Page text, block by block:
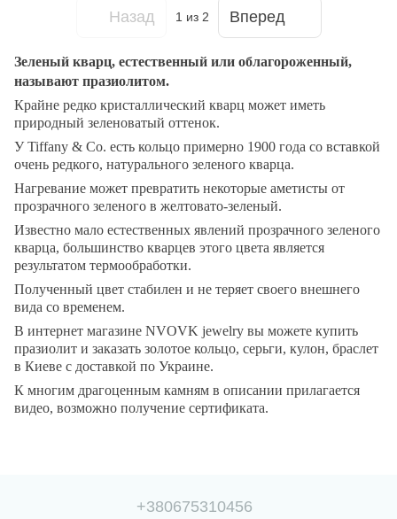
Назад 1 из 2 Вперед
Зеленый кварц, естественный или облагороженный,
называют празиолитом.
Крайне редко кристаллический кварц может иметь
природный зеленоватый оттенок.
У Tiffany & Co. есть кольцо примерно 1900 года со вставкой
очень редкого, натурального зеленого кварца.
Нагревание может превратить некоторые аметисты от
прозрачного зеленого в желтовато-зеленый.
Известно мало естественных явлений прозрачного зеленого
кварца, большинство кварцев этого цвета является
результатом термообработки.
Полученный цвет стабилен и не теряет своего внешнего
вида со временем.
В интернет магазине NVOVK jewelry вы можете купить
празиолит и заказать золотое кольцо, серьги, кулон, браслет
в Киеве с доставкой по Украине.
К многим драгоценным камням в описании прилагается
видео, возможно получение сертификата.
+380675310456